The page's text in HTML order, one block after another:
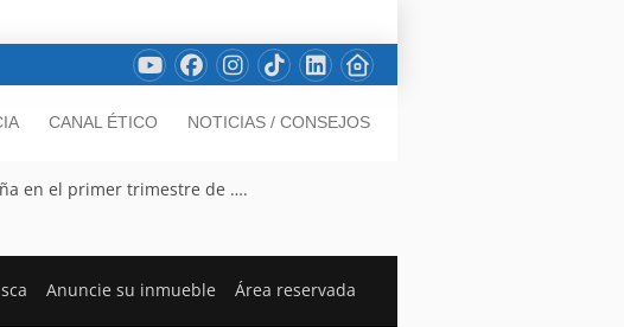
CANAL ÉTICO NOTICIAS / CONSEJOS
en el primer trimestre de ….
Anuncie su inmueble Área reservada